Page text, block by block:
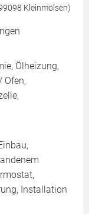
Kleinmölsen)
Ölheizung,
Ofen,
Installation